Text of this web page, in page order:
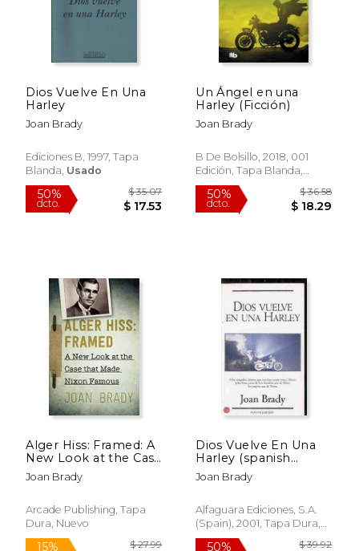
12%
dcto.
50%
dcto.
50%
dcto. $ 17.34
50%
dcto.
Dios Vuelve En Una
Harley
Joan Brady
Ediciones B, 1997, Tapa
Blanda, Usado
Un Ángel en una
Harley (Ficción)
Joan Brady
B De Bolsillo, 2018, 001
Edición, Tapa Blanda,
Nuevo
Alger Hiss: Framed: A
New Look at the Case
That Made Nixon
Famous
Joan Brady
Arcade Publishing, Tapa
Dura, Nuevo
Dios Vuelve En Una
Harley (spanish
Edition)
Joan Brady
Alfaguara Ediciones, S.a.
(spain), 2001, Tapa Dura,
Usado